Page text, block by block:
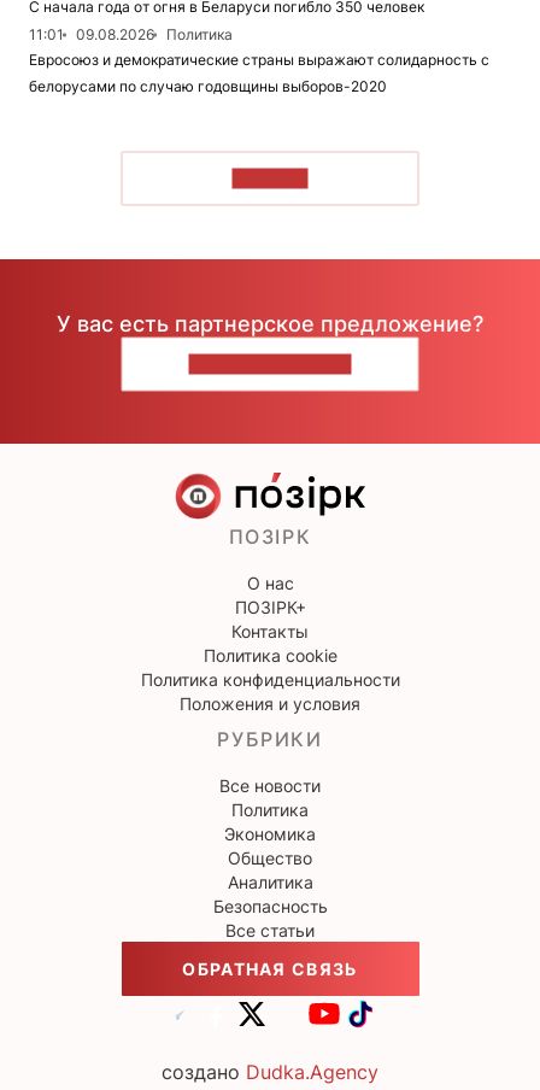
С начала года от огня в Беларуси погибло 350 человек
11:01
09.08.2026
Политика
Евросоюз и демократические страны выражают солидарность с
белорусами по случаю годовщины выборов-2020
У вас есть партнерское предложение?
ПОЗІРК
О нас
ПОЗІРК+
Контакты
Политика cookie
Политика конфиденциальности
Положения и условия
РУБРИКИ
Все новости
Политика
Экономика
Общество
Аналитика
Безопасность
Все статьи
ОБРАТНАЯ СВЯЗЬ
создано Dudka.Agency